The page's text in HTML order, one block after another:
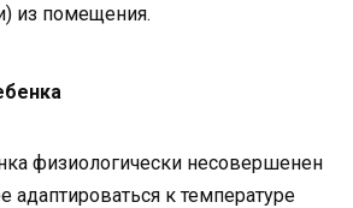
из помещения.
физиологически несовершенен
адаптироваться к температуре